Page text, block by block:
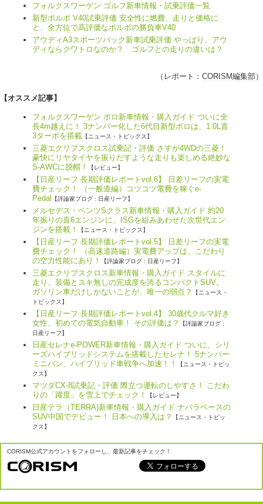
フォルクスワーゲン ゴルフ新車情報・試乗評価一覧
新型ボルボ V40試乗評価 安全性に燃費、走りと価格に
と、全方位で高評価なボルボの勝負車V40
アウディA3スポーツバック新車試乗評価 やっぱり、アウ
ディならクワトロなのか？ ゴルフとの走りの違いは？
（レポート： CORISM編集部）
【オススメ記事】
フォルクスワーゲン ポロ新車情報・購入ガイド ついに全
長4m越えに！ 3ナンバー化した6代目新型ポロは、1.0L直
3ターボを搭載 【ニュース・トピックス】
三菱エクリプスクロス試乗記・評価 さすが4WDの三菱！
豪快にリヤタイヤを振りだすような走りも楽しめる絶妙な
S-AWCに脱帽！
【レビュー】
【日産リーフ 長期評価レポートvol.6】 日差リーフの実電
費チェック！ （一般道編）コツコツ電費を稼ぐe-
Pedal 【評論家ブログ : 日産リーフ】
メルセデス・ベンツSクラス新車情報・購入ガイド 約20
年振りの直6エンジンに、ISGを組みあわせた次世代エン
ジンを搭載！
【ニュース・トピックス】
【日産リーフ 長期評価レポートvol.5】 日差リーフの実電
費チェック！ （高速道路編）実電費アップは、こだわり
の空力性能にあり！
【評論家ブログ : 日産リーフ】
三菱エクリプスクロス新車情報・購入ガイド スタイルに
走り、装備とスキ無しの完成度を誇るコンパクトSUV。
ガソリン車だけしかないことが、唯一の弱点？
【ニュース・
トピックス】
【日産リーフ 長期評価レポートvol.4】 30歳代クルマ好き
女性、初めての電気自動車！ その評価は？
【評論家ブログ :
日産リーフ】
日産セレナe-POWER新車情報・購入ガイド ついに、シリ
ーズハイブリッドシステムを搭載したセレナ！ 5ナンバー
ミニバン、ハイブリッド車戦争へ加速！！
【ニュース・トピッ
クス】
マツダCX-8試乗記・評価 際立つ運転のしやすさ！ こだわ
りの「躍度」を雪上でチェック！
【レビュー】
日産テラ（TERRA)新車情報・購入ガイド ナバラベースの
SUV中国でデビュー！ 日本への導入は？
【ニュース・トピッ
クス】
CORISM公式アカウントをフォローし、最新記事をチェック！